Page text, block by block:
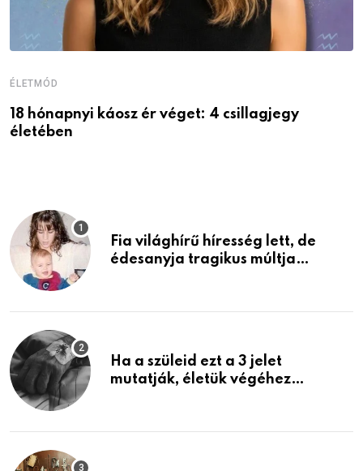
ÉLETMÓD
18 hónapnyi káosz ér véget: 4 csillagjegy
életében
Fia világhírű híresség lett, de
édesanyja tragikus múltja
Ha a szüleid ezt a 3 jelet
mutatják, életük végéhez